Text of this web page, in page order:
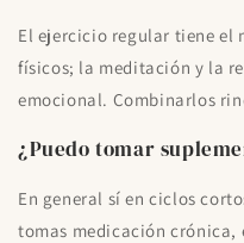
El ejercicio regular tiene el
físicos; la meditación y la
emocional. Combinarlos
¿Puedo tomar
En general sí en ciclos
tomas medicación crónica,